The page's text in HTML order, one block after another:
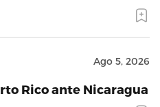
Ago 5, 2026
Rico ante Nicaragua